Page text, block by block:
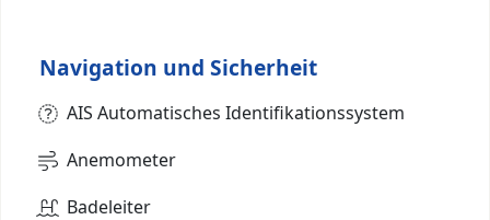
Navigation und Sicherheit
AIS Automatisches Identifikationssystem
Anemometer
Badeleiter